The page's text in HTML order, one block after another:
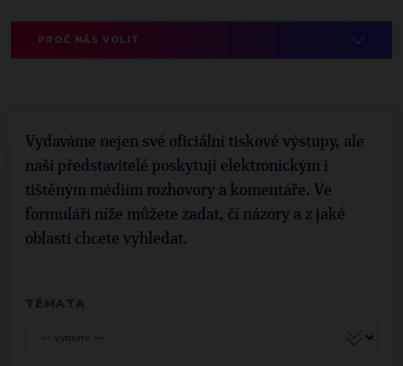
PROČ NÁS VOLIT
Vydaváme nejen své oficiální tiskové výstupy, ale
naši představitelé poskytují elektronickým i
tištěným médiím rozhovory a komentáře. Ve
formuláři níže můžete zadat, čí názory a z jaké
oblasti chcete vyhledat.
TÉMATA